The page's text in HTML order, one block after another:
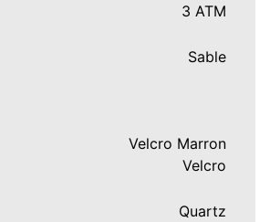
3 ATM
Sable
Velcro Marron
Velcro
Quartz